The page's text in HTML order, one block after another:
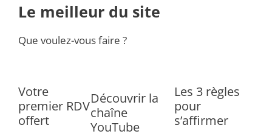
Le meilleur du site
Que voulez-vous faire ?
Votre
premier RDV
offert
Découvrir la
chaîne
YouTube
Les 3 règles
pour
s’affirmer